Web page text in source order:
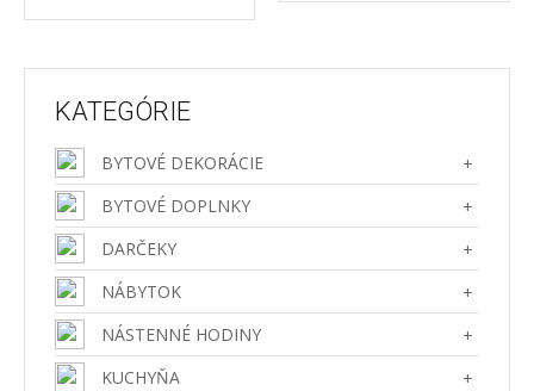
KATEGÓRIE
BYTOVÉ DEKORÁCIE
+
BYTOVÉ DOPLNKY
+
DARČEKY
+
NÁBYTOK
+
NÁSTENNÉ HODINY
+
KUCHYŇA
+